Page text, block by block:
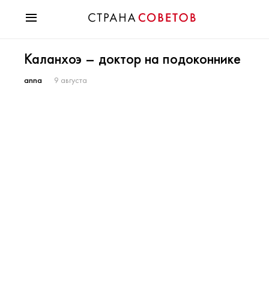
Мода
Звезды
Каланхоэ – доктор на подоконнике
anna 9 августа